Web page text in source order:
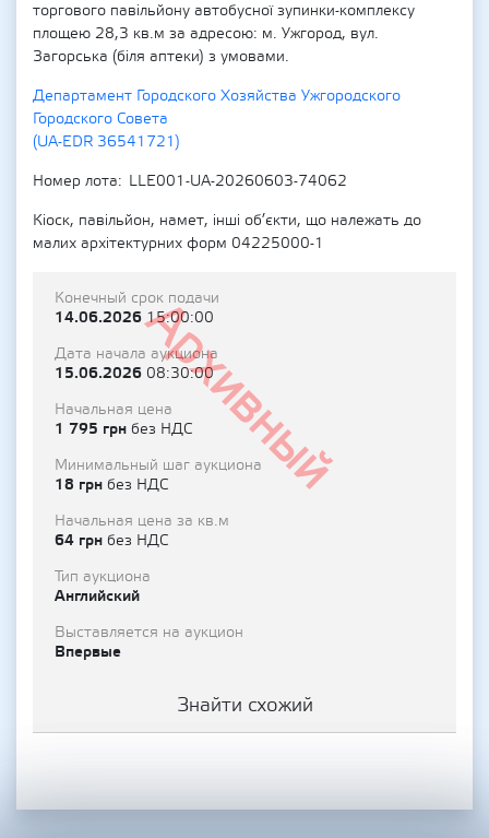
торгового павільйону автобусної зупинки-комплексу
площею 28,3 кв.м за адресою: м. Ужгород, вул.
Загорська (біля аптеки) з умовами.
Департамент Городского Хозяйства Ужгородского
Городского Совета
(UA-EDR 36541721)
Номер лота
LLE001-UA-20260603-74062
Кіоск, павільйон, намет, інші об’єкти, що належать до
малих архітектурних форм 04225000-1
Архивный
Конечный срок подачи
14.06.202615:00:00
Дата начала аукциона
15.06.2026 08:30:00
Начальная цена
1 795 грн без НДС
Минимальный шаг аукциона
18 грн без НДС
Начальная цена за кв.м
64 грн без НДС
Тип аукциона
Английский
Выставляется на аукцион
Впервые
Знайти схожий